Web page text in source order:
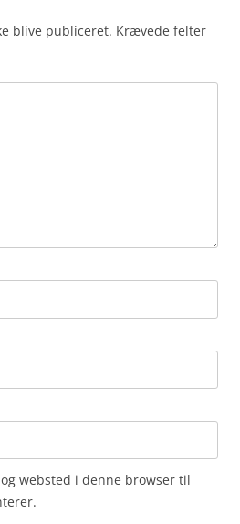
blive publiceret. Krævede felter
websted i denne browser til